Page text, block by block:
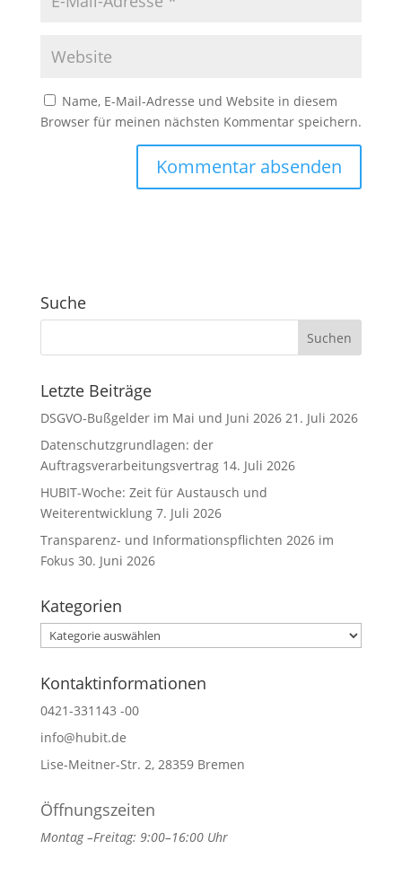
Name, E-Mail-Adresse und Website in diesem
Browser für meinen nächsten Kommentar speichern.
n
a
v
:
Suche
Letzte Beiträge
DSGVO-Bußgelder im Mai und Juni 2026 21. Juli 2026
Datenschutzgrundlagen: der
Auftragsverarbeitungsvertrag 14. Juli 2026
HUBIT-Woche: Zeit für Austausch und
Weiterentwicklung 7. Juli 2026
Transparenz- und Informationspflichten 2026 im
Fokus 30. Juni 2026
Kategorien
Kategorien
Kontaktinformationen
0421-331143 -00
info@hubit.de
Lise-Meitner-Str. 2, 28359 Bremen
Öffnungszeiten
Montag –Freitag: 9:00–16:00 Uhr